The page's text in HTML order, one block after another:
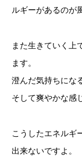
ルギーがあるのが
また生きていく上
ます。
澄んだ気持ちにな
そして爽やかな感
こうしたエネルギ
出来ないですよ。